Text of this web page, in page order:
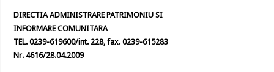
DIRECTIA ADMINISTRARE PATRIMONIU SI
INFORMARE COMUNITARA
TEL. 0239-619600/int. 228, fax. 0239-615283
Nr. 4616/28.04.2009